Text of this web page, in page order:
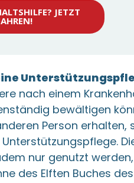
JETZT
nach einem
bewältigen
Person erhalten,
nur genutzt
des Elften Buches